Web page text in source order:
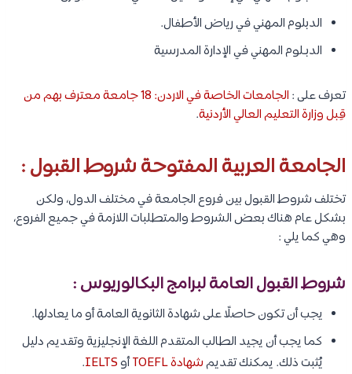
الدبلوم المهني في رياض الأطفال.
الدبـلوم المهني في الإدارة المدرسية
تعرف على :
الجامعات الخاصة في الاردن: 18 جامعة معترف بهم من
قِبل وزارة التعليم العالي الأردنية.
الجامعة العربية المفتوحة شروط القبول :
تختلف شروط القبول بين فروع الجامعة في مختلف الدول، ولكن
بشكل عام هناك بعض الشروط والمتطلبات اللازمة في جميع الفروع،
وهي كما يلي :
شروط القبول العامة لبرامج البكالوريوس :
يجب أن تكون حاصلًا على شهادة الثانوية العامة أو ما يعادلها.
كما يجب أن يجيد الطالب المتقدم اللغة الإنجليزية وتقديم دليل
يُثبت ذلك. يمكنك تقديمشهادة TOEFL أوIELTS
.